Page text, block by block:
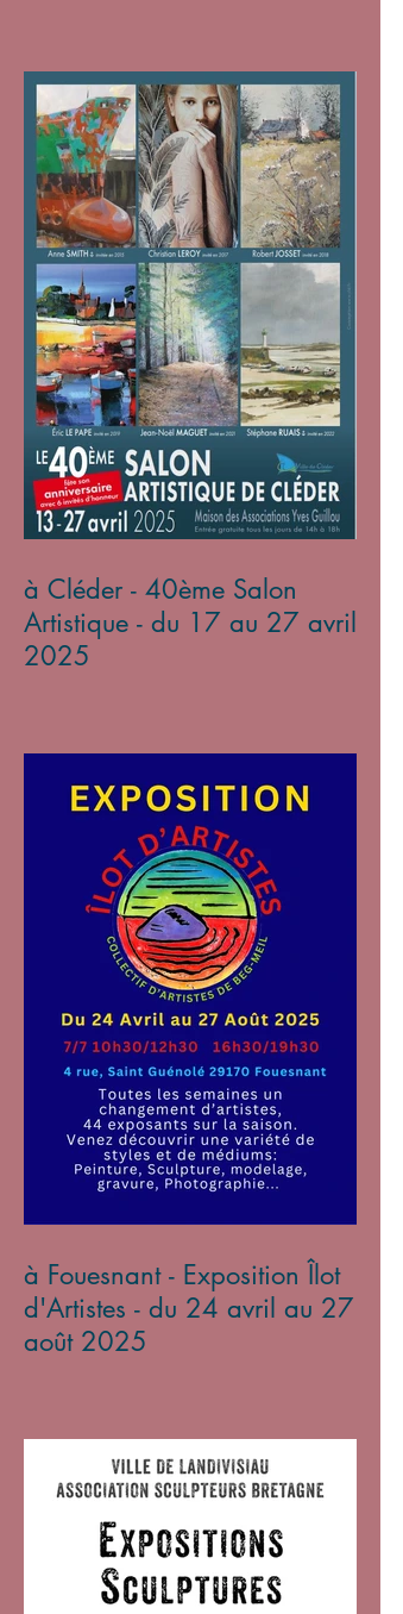
à Cléder - 40ème Salon
Artistique - du 17 au 27 avril
2025
à Fouesnant - Exposition Îlot
d'Artistes - du 24 avril au 27
août 2025